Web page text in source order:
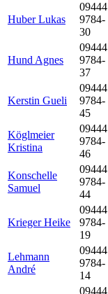
Huber Lukas
09444
9784-
30
Hund Agnes
09444
9784-
37
Kerstin Gueli
09444
9784-
45
Köglmeier
Kristina
09444
9784-
46
Konschelle
Samuel
09444
9784-
44
Krieger Heike
09444
9784-
19
Lehmann
André
09444
9784-
14
09444